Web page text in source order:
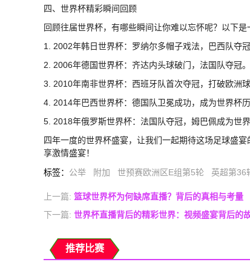
四、世界杯精彩瞬间回顾
回顾往届世界杯，有哪些瞬间让你难以忘怀呢？以下是
1. 2002年韩日世界杯：罗纳尔多帽子戏法，巴西队夺冠
2. 2006年德国世界杯：齐达内头球破门，法国队夺冠。
3. 2010年南非世界杯：西班牙队首次夺冠，打破欧洲球
4. 2014年巴西世界杯：德国队卫冕成功，成为世界杯
5. 2018年俄罗斯世界杯：法国队夺冠，姆巴佩成为世
四年一度的世界杯盛宴，让我们一起期待这场足球盛
享激情盛宴！
标签： 公举 附加 世预赛欧洲区E组第5轮 英超第36
上一篇: 篮球世界杯为何缺席直播？背后的真相与考量
下一篇: 世界杯直播背后的精彩世界：视频盛宴背后的
推荐比赛